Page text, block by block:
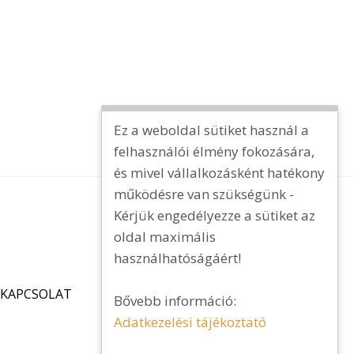
KAPCSOLAT
Ez a weboldal sütiket használ a
felhasználói élmény fokozására,
és mivel vállalkozásként hatékony
működésre van szükségünk -
Kérjük engedélyezze a sütiket az
oldal maximális
használhatóságáért!
Bővebb információ:
Adatkezelési tájékoztató